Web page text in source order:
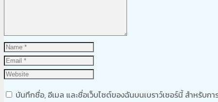
บันทึกชื่อ, อีเมล และชื่อเว็บไซต์ของฉันบนเบราว์เซอร์นี้ สำหรับก